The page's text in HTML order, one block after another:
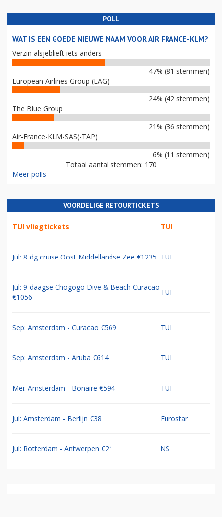
POLL
WAT IS EEN GOEDE NIEUWE NAAM VOOR AIR FRANCE-KLM?
Verzin alsjeblieft iets anders
47% (81 stemmen)
European Airlines Group (EAG)
24% (42 stemmen)
The Blue Group
21% (36 stemmen)
Air-France-KLM-SAS(-TAP)
6% (11 stemmen)
Totaal aantal stemmen: 170
Meer polls
VOORDELIGE RETOURTICKETS
TUI vliegtickets TUI
Jul: 8-dg cruise Oost Middellandse Zee €1235 TUI
Jul: 9-daagse Chogogo Dive & Beach Curacao
€1056
TUI
Sep: Amsterdam - Curacao €569 TUI
Sep: Amsterdam - Aruba €614 TUI
Mei: Amsterdam - Bonaire €594 TUI
Jul: Amsterdam - Berlijn €38 Eurostar
Jul: Rotterdam - Antwerpen €21 NS